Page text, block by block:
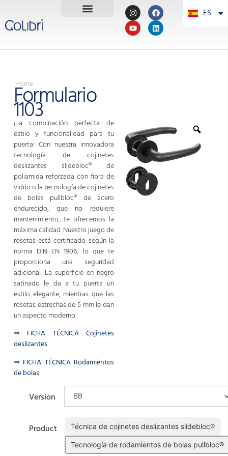
ES
PT
Home
Formulario
1103
¡La combinación perfecta de
estilo y funcionalidad para tu
puerta! Con nuestra innovadora
tecnología de cojinetes
deslizantes slidebloc® de
poliamida reforzada con fibra de
vidrio o la tecnología de cojinetes
de bolas pullbloc® de acero
endurecido, que no requiere
mantenimiento, te ofrecemos la
máxima calidad. Nuestro juego de
rosetas está certificado según la
norma DIN EN 1906, lo que te
proporciona una seguridad
adicional. La superficie en negro
satinado le da a tu puerta un
estilo elegante, mientras que las
rosetas estrechas de 5 mm le dan
un aspecto moderno.
⇒ FICHA TÉCNICA Cojinetes
deslizantes
⇒ FICHA TÉCNICA Rodamientos
de bolas
Version
Product Técnica de cojinetes deslizantes slidebloc®
Tecnología de rodamientos de bolas pullbloc®